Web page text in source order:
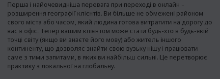
Перша і найочевидніша перевага при переході в онлайн –
розширення географії клієнтів. Ви більше не обмежені районом
свого міста або часом, який людина готова витратити на дорогу до
вас в офіс. Тепер вашим клієнтом може стати будь-хто в будь-якій
точці світу (якщо ви знаєте його мову) або житель іншого
континенту, що дозволяє знайти свою вузьку нішу і працювати
саме з тими запитами, в яких ви найбільш сильні. Це перетворює
практику з локальної на глобальну.